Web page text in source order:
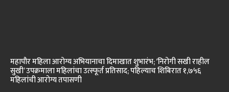
महापौर महिला आरोग्य अभियानाचा दिमाखात शुभारंभ; ‘निरोगी सखी राहील
सुखी’ उपक्रमाला महिलांचा उत्स्फूर्त प्रतिसाद; पहिल्याच शिबिरात १,७५६
महिलांची आरोग्य तपासणी